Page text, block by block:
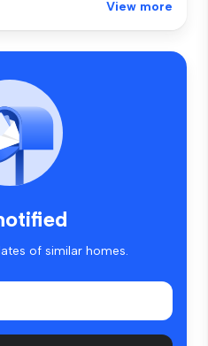
View more
of similar homes.